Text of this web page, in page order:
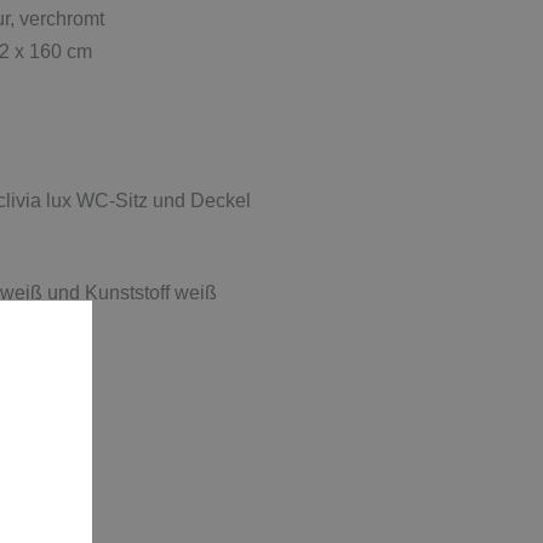
verchromt
x 160 cm
lux WC-Sitz und Deckel
und Kunststoff weiß